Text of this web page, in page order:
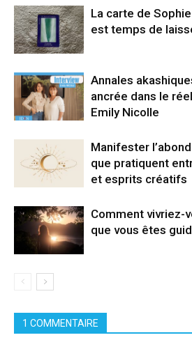
La carte de
est temps de
Annales
ancrée dans le
Emily Nicolle
Manifester
que pratiquent
et esprits créatifs
Comment vivriez-
que vous êtes
1 COMMENTAIRE